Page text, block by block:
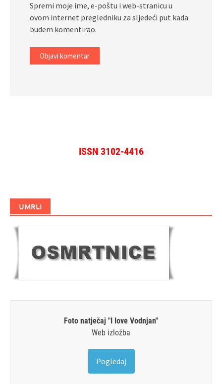
Spremi moje ime, e-poštu i web-stranicu u
ovom internet pregledniku za sljedeći put kada
budem komentirao.
ISSN 3102-4416
UMRLI
Foto natječaj "I love Vodnjan"
Web izložba
Pogledaj